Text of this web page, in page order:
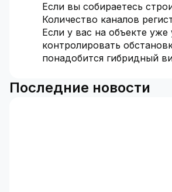
Если вы собираетесь
Количество каналов
Если у вас на объекте
контролировать
понадобится гибридный
Последние новости